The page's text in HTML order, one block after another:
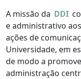
A missão da DDI
e administrativo aos
ações de
Universidade, em
de modo a
administração